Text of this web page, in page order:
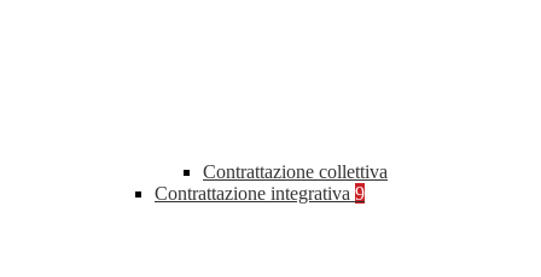
Contrattazione collettiva
Contrattazione integrativa 9